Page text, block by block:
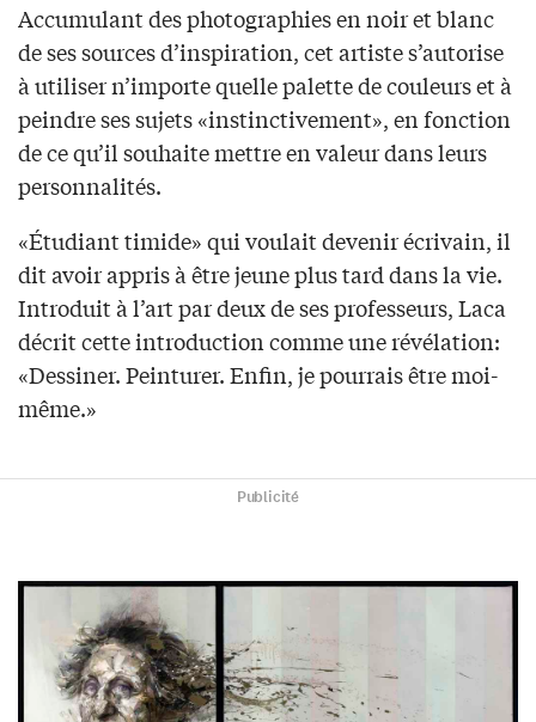
Accumulant des photographies en noir et blanc
de ses sources d’inspiration, cet artiste s’autorise
à utiliser n’importe quelle palette de couleurs et à
peindre ses sujets «instinctivement», en fonction
de ce qu’il souhaite mettre en valeur dans leurs
personnalités.
«Étudiant timide» qui voulait devenir écrivain, il
dit avoir appris à être jeune plus tard dans la vie.
Introduit à l’art par deux de ses professeurs, Laca
décrit cette introduction comme une révélation:
«Dessiner. Peinturer. Enfin, je pourrais être moi-
même.»
Publicité